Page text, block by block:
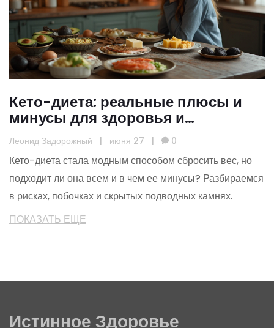
Кето-диета: реальные плюсы и
минусы для здоровья и
похудения
Леонид Задорожный | июня 27 | 0
Кето-диета стала модным способом сбросить вес, но
подходит ли она всем и в чем ее минусы? Разбираемся
в рисках, побочках и скрытых подводных камнях.
ПОКАЗАТЬ ЕЩЕ
Истинное Здоровье